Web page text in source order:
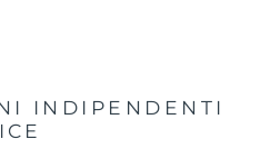
INDIPENDENTI